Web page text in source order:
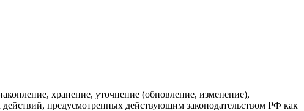
хранение, уточнение (обновление, изменение),
предусмотренных действующим законодательством РФ как